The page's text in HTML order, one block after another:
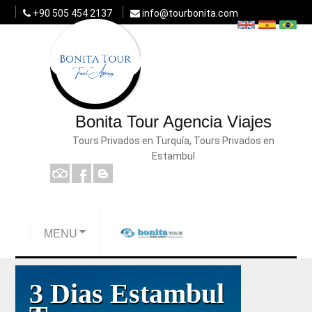
+90 505 454 2137 info@tourbonita.com
Bonita Tour Agencia Viajes
Tours Privados en Turquía, Tours Privados en
Estambul
MENU
3 Dias Estambul
8 Días Group